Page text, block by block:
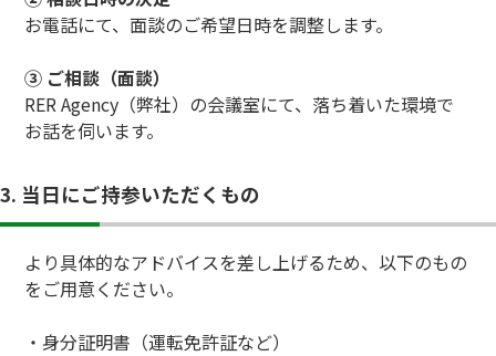
お電話にて、面談のご希望日時を調整します。
③ ご相談（面談）
RER Agency（弊社）の会議室にて、落ち着いた環境で
お話を伺います。
3. 当日にご持参いただくもの
より具体的なアドバイスを差し上げるため、以下のもの
をご用意ください。
・身分証明書（運転免許証など）